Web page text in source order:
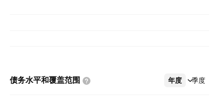
债务水平和覆盖范围 年度 季度
更多